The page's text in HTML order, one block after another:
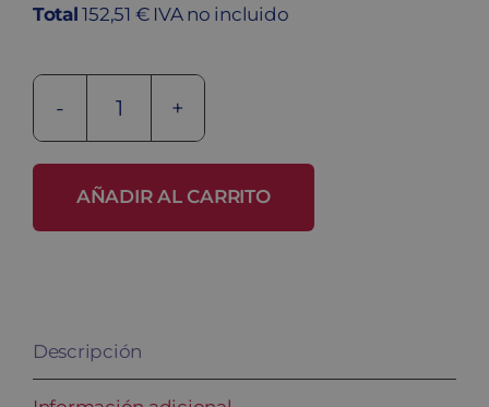
Total 152,51 € IVA no incluido
Taquilla
lavandería
AÑADIR AL CARRITO
Descripción